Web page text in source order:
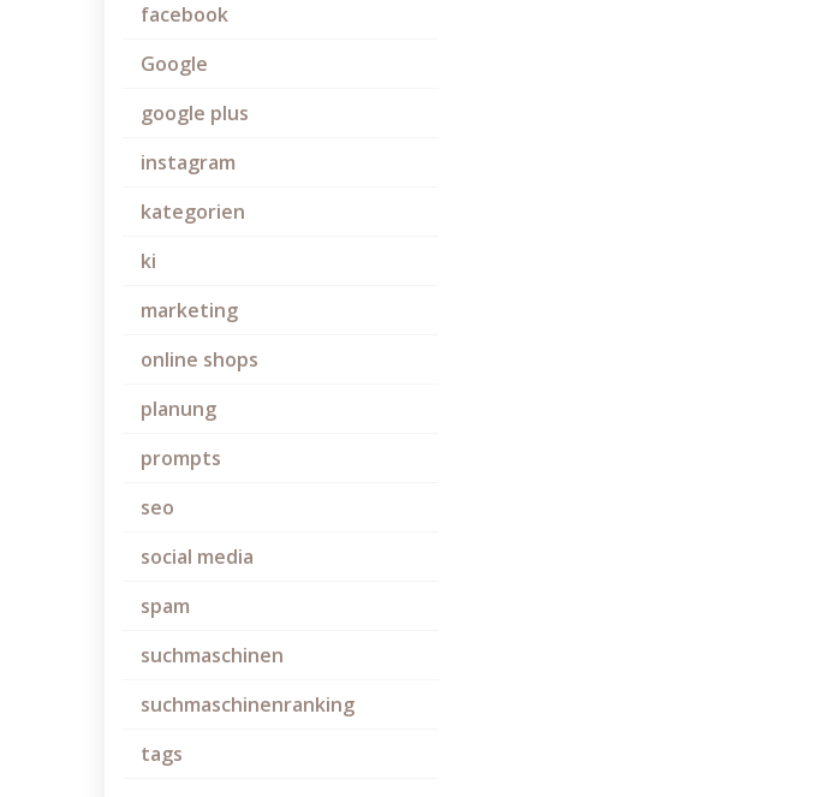
facebook
Google
google plus
instagram
kategorien
ki
marketing
online shops
planung
prompts
seo
social media
spam
suchmaschinen
suchmaschinenranking
tags